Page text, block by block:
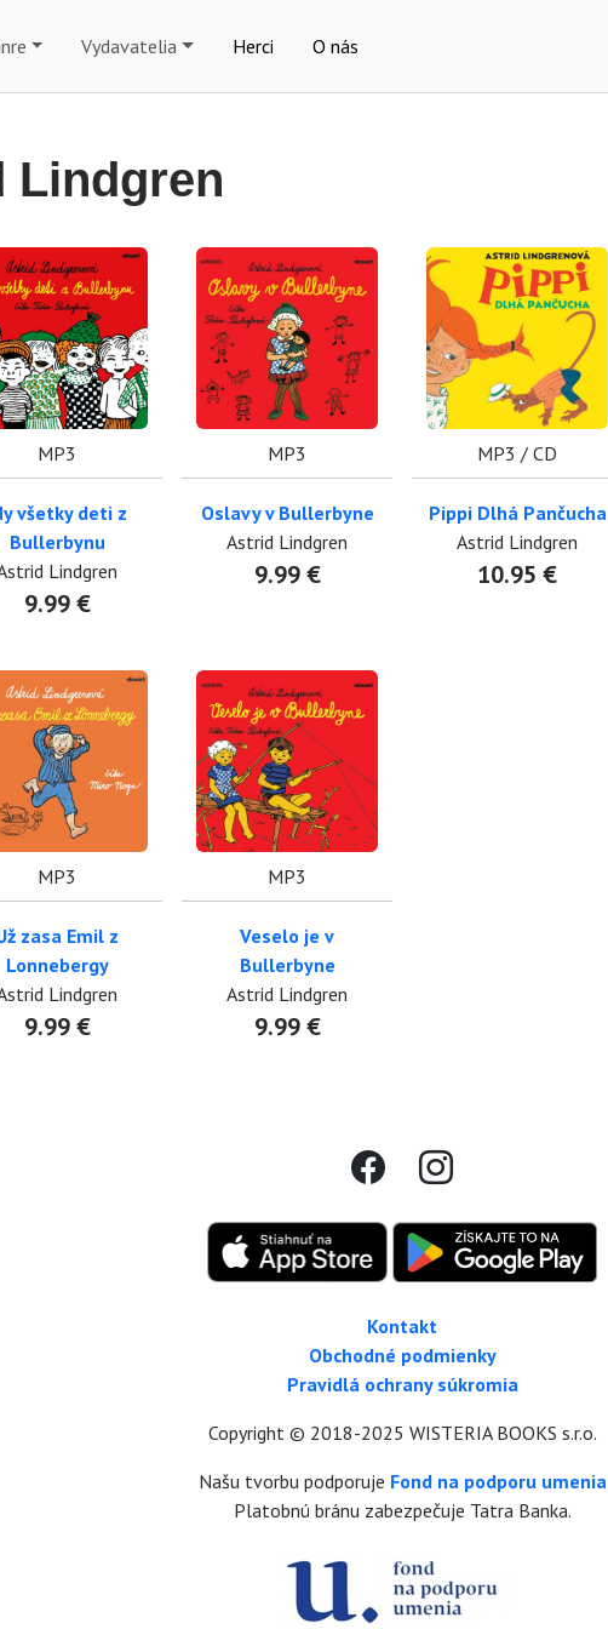
Vydavatelia Herci O nás
Lindgren
MP3
všetky deti z
Bullerbynu
Lindgren
9.99 €
MP3
Oslavy v Bullerbyne
Astrid Lindgren
9.99 €
MP3 / CD
Pippi Dlhá Pančucha
Astrid Lindgren
10.95 €
MP3
zasa Emil z
Lonnebergy
Lindgren
9.99 €
MP3
Veselo je v
Bullerbyne
Astrid Lindgren
9.99 €
Kontakt
Obchodné podmienky
Pravidlá ochrany súkromia
Copyright © 2018-2025 WISTERIA BOOKS s.r.o.
Našu tvorbu podporuje Fond na podporu umenia
Platobnú bránu zabezpečuje Tatra Banka.